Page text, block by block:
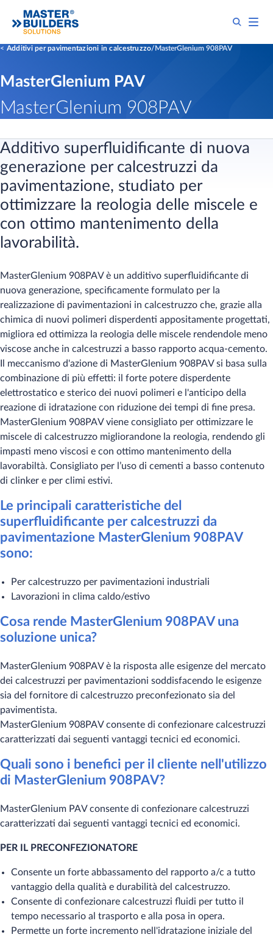
Additivi per pavimentazioni in calcestruzzo MasterGlenium 908PAV
MasterGlenium PAV
MasterGlenium 908PAV
Additivo superfluidificante di nuova
generazione per calcestruzzi da
pavimentazione, studiato per
ottimizzare la reologia delle miscele e
con ottimo mantenimento della
lavorabilità.
MasterGlenium 908PAV è un additivo superfluidificante di
nuova generazione, specificamente formulato per la
realizzazione di pavimentazioni in calcestruzzo che, grazie alla
chimica di nuovi polimeri disperdenti appositamente progettati,
migliora ed ottimizza la reologia delle miscele rendendole meno
viscose anche in calcestruzzi a basso rapporto acqua-cemento.
Il meccanismo d'azione di MasterGlenium 908PAV si basa sulla
combinazione di più effetti: il forte potere disperdente
elettrostatico e sterico dei nuovi polimeri e l'anticipo della
reazione di idratazione con riduzione dei tempi di fine presa.
MasterGlenium 908PAV viene consigliato per ottimizzare le
miscele di calcestruzzo migliorandone la reologia, rendendo gli
impasti meno viscosi e con ottimo mantenimento della
lavorabiltà. Consigliato per l’uso di cementi a basso contenuto
di clinker e per climi estivi.
Le principali caratteristiche del
superfluidificante per calcestruzzi da
pavimentazione MasterGlenium 908PAV
sono:
Per calcestruzzo per pavimentazioni industriali
Lavorazioni in clima caldo/estivo
Cosa rende MasterGlenium 908PAV una
soluzione unica?
MasterGlenium 908PAV è la risposta alle esigenze del mercato
dei calcestruzzi per pavimentazioni soddisfacendo le esigenze
sia del fornitore di calcestruzzo preconfezionato sia del
pavimentista.
MasterGlenium 908PAV consente di confezionare calcestruzzi
caratterizzati dai seguenti vantaggi tecnici ed economici.
Quali sono i benefici per il cliente nell'utilizzo
di MasterGlenium 908PAV?
MasterGlenium PAV consente di confezionare calcestruzzi
caratterizzati dai seguenti vantaggi tecnici ed economici.
PER IL PRECONFEZIONATORE
Consente un forte abbassamento del rapporto a/c a tutto
vantaggio della qualità e durabilità del calcestruzzo.
Consente di confezionare calcestruzzi fluidi per tutto il
tempo necessario al trasporto e alla posa in opera.
Permette un forte incremento nell'idratazione iniziale del